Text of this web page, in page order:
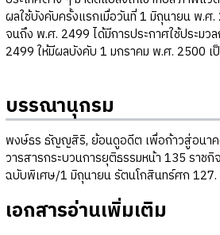
ผลใช้บังคับครั้งแรกเมื่อวันที่ 1 มิถุนายน พ.ศ.
จนถึง พ.ศ. 2499 ได้มีการประกาศใช้ประม
2499 ให้มีผลบังคับ 1 มกราคม พ.ศ. 2500 เ
บรรณานุกรม
พงษ์ธร ธัญญสิริ, ย้อนดูอดีต เพื่อก้าวสู่อนา
วารสารกระบวนการยุติธรรมหน้า 135 ราชกิ
ฉบับพิเศษ/1 มิถุนายน รัตนโกสินทร์ศก
เอกสารอ่านเพิ่มเติม